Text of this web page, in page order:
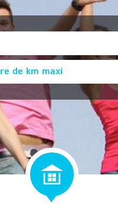
de km maxi